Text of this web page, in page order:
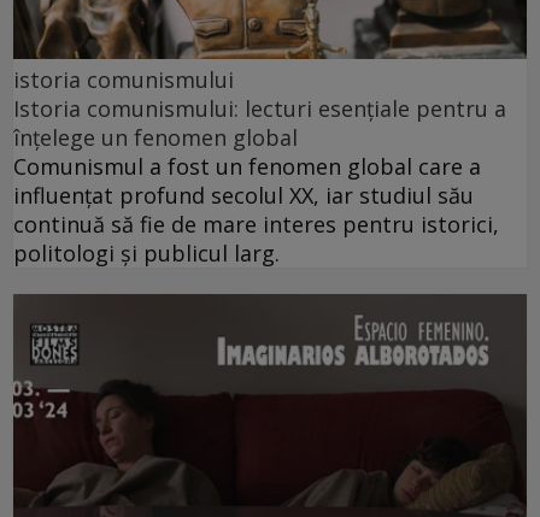
istoria comunismului
Istoria comunismului: lecturi esențiale pentru a
înțelege un fenomen global
Comunismul a fost un fenomen global care a
influențat profund secolul XX, iar studiul său
continuă să fie de mare interes pentru istorici,
politologi și publicul larg.